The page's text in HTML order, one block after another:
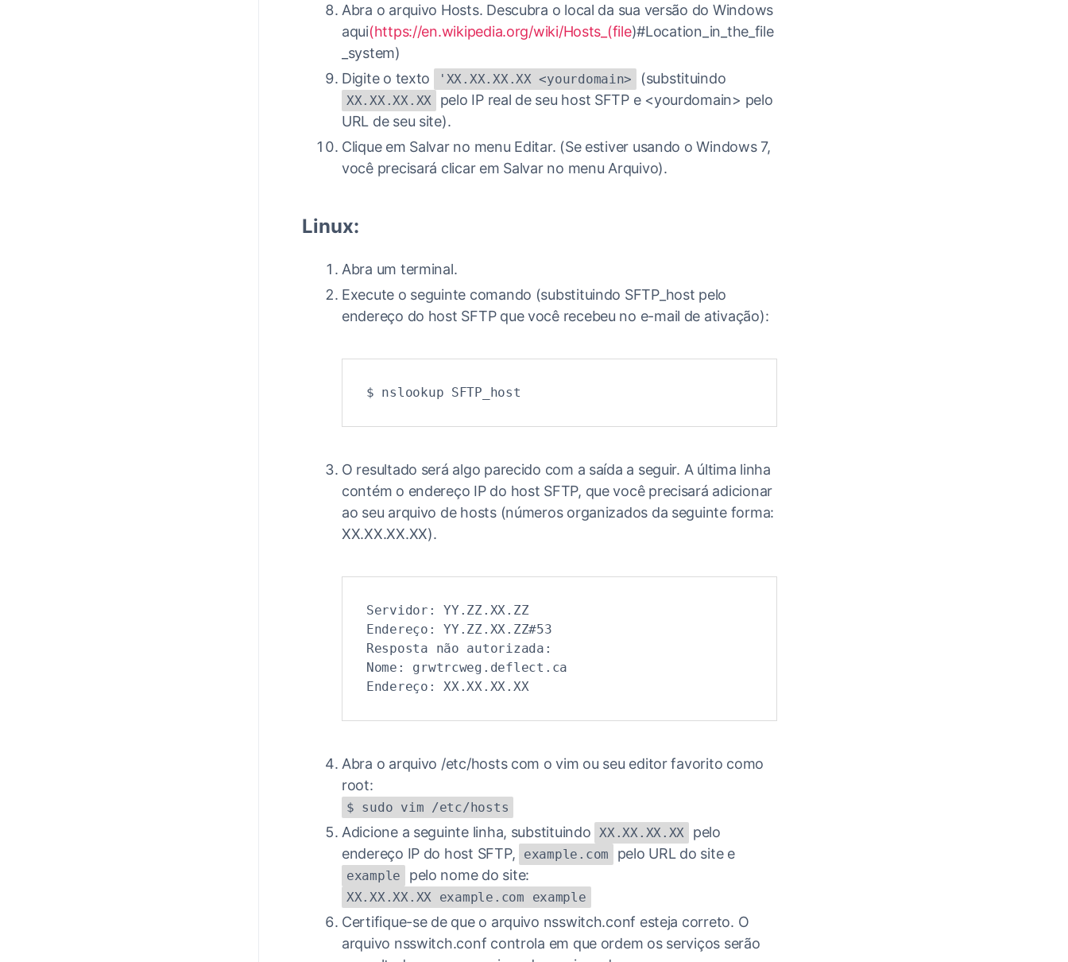
Abra o arquivo Hosts. Descubra o local da sua versão do Windows
aqui(https://en.wikipedia.org/wiki/Hosts_(file)#Location_in_the_file
_system)
Digite o texto
'XX.XX.XX.XX <yourdomain> (substituindo
XX.XX.XX.XX
pelo IP real de seu host SFTP e <yourdomain> pelo
URL de seu site).
Clique em Salvar no menu Editar. (Se estiver usando o Windows 7,
você precisará clicar em Salvar no menu Arquivo).
Linux:
Abra um terminal.
Execute o seguinte comando (substituindo SFTP_host pelo
endereço do host SFTP que você recebeu no e-mail de ativação):
$ nslookup SFTP_host
O resultado será algo parecido com a saída a seguir. A última linha
contém o endereço IP do host SFTP, que você precisará adicionar
ao seu arquivo de hosts (números organizados da seguinte forma:
XX.XX.XX.XX).
Servidor: YY.ZZ.XX.ZZ
Endereço: YY.ZZ.XX.ZZ#53
Resposta não autorizada:
Nome: grwtrcweg.deflect.ca
Endereço: XX.XX.XX.XX
Abra o arquivo /etc/hosts com o vim ou seu editor favorito como
root:
$ sudo vim /etc/hosts
Adicione a seguinte linha, substituindo XX.XX.XX.XX
pelo
endereço IP do host SFTP,
example.com pelo URL do site e
example pelo nome do site:
XX.XX.XX.XX example.com example
Certifique-se de que o arquivo nsswitch.conf esteja correto. O
arquivo nsswitch.conf controla em que ordem os serviços serão